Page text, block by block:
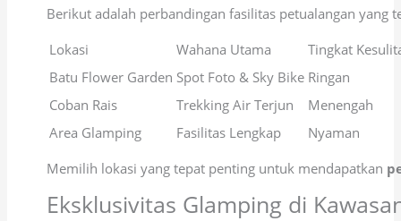
Berikut adalah perbandingan fasilitas petualangan yang
Lokasi
Wahana Utama
Tingkat
Batu Flower Garden Spot Foto & Sky Bike Ringan
Coban Rais
Trekking Air Terjun
Menengah
Area Glamping
Fasilitas Lengkap
Nyaman
Memilih lokasi yang tepat penting untuk mendapatkan
Eksklusivitas Glamping di